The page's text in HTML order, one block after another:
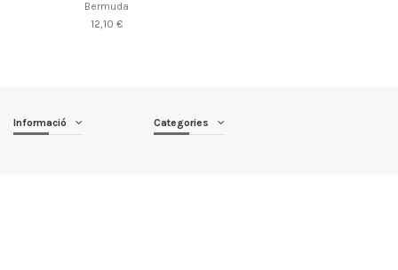
Bermuda
12,10 €
Informació Categories